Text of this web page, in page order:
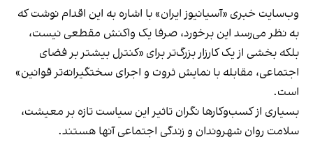
وب‌سایت خبری «آسیانیوز ایران» با اشاره به این اقدام نوشت که
به نظر می‌رسد این برخورد، صرفا یک واکنش مقطعی نیست،
بلکه بخشی از یک کارزار بزرگ‌تر برای «کنترل بیشتر بر فضای
اجتماعی، مقابله با نمایش ثروت و اجرای سختگیرانه‌تر قوانین»
است.
بسیاری از کسب‌وکارها نگران تاثیر این سیاست‌ تازه بر معیشت،
سلامت روان شهروندان و زندگی اجتماعی آنها هستند.